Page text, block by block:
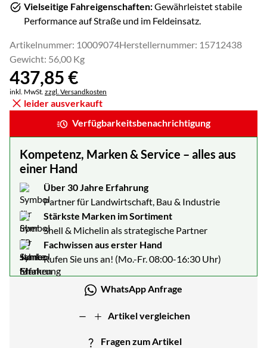
Vielseitige Fahreigenschaften:Gewährleistet stabile
Performance auf Straße und im Feldeinsatz.
Artikelnummer: 10009074Herstellernummer: 15712438
Gewicht: 56,00 Kg
437,85€
Steuerhinweis:
inkl. MwSt. zzgl. Versandkosten
leider ausverkauft
Verfügbarkeitsbenachrichtigung
Kompetenz, Marken & Service – alles aus
einer Hand
Über 30 Jahre Erfahrung
Partner für Landwirtschaft, Bau & Industrie
Stärkste Marken im Sortiment
Shell & Michelin als strategische Partner
Fachwissen aus erster Hand
Rufen Sie uns an! (Mo.-Fr. 08:00-16:30 Uhr)
WhatsApp Anfrage
Artikel vergleichen
Fragen zum Artikel